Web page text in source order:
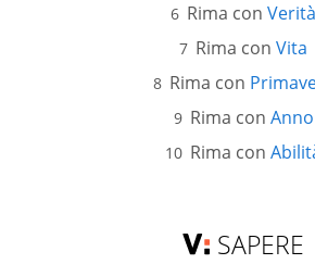
Rima con Verità
Rima con Vita
Rima con
Rima con Anno
Rima con
SAPERE